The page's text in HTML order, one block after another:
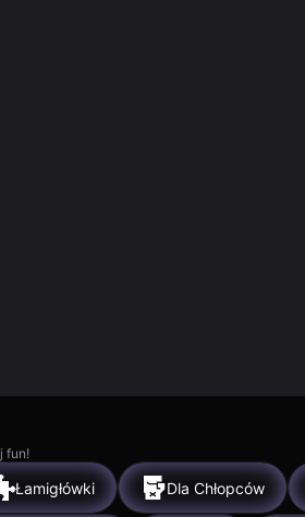
fun!
Łamigłówki Dla Chłopców